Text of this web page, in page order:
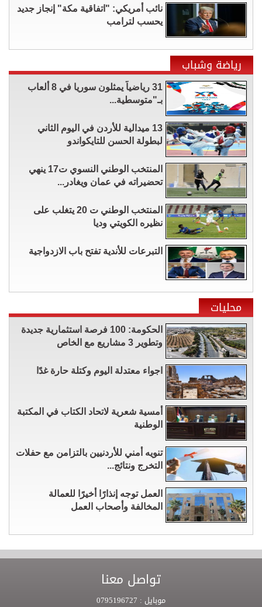
نائب أمريكي: "اتفاقية مكة" إنجاز جديد
يحسب لترامب
رياضة وشباب
31 رياضياً يمثلون سوريا في 8 ألعاب
بـ"متوسطية...
13 ميدالية للأردن في اليوم الثاني
لبطولة الحسن للتايكواندو
المنتخب الوطني النسوي ت17 ينهي
تحضيراته في عمان ويغادر...
المنتخب الوطني ت 20 يتغلب على
نظيره الكويتي وديا
التبرعات للأندية تفتح باب الازدواجية
محليات
الحكومة: 100 فرصة استثمارية جديدة
وتطوير 3 مشاريع مع الخاص
اجواء معتدلة اليوم وكتلة حارة غدًا
أمسية شعرية لاتحاد الكتاب في المكتبة
الوطنية
تنويه أمني للأردنيين بالتزامن مع حفلات
التخرج ونتائج...
العمل توجه إنذارًا أخيرًا للعمالة
المخالفة وأصحاب العمل
تواصل معنا
موبايل :